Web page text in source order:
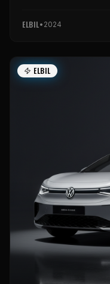
ELBIL• 2024
ELBIL